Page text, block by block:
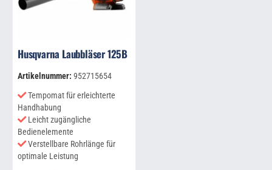
Husqvarna Laubbläser 125B
Artikelnummer: 952715654
Tempomat für erleichterte
Handhabung
Leicht zugängliche
Bedienelemente
Verstellbare Rohrlänge für
optimale Leistung